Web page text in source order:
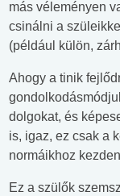
más véleményen
csinálni a
(például külön,
Ahogy a tinik
dolgokat, és
is, igaz, ez csak a
normáikhoz
Ez a szülők